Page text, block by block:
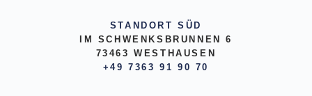
STANDORT SÜD
IM SCHWENKSBRUNNEN 6
73463 WESTHAUSEN
+49 7363 91 90 70